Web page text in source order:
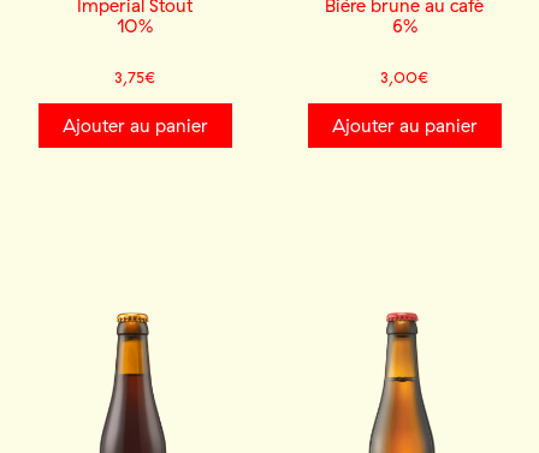
Imperial Stout
10%
3,75€
Ajouter au panier
Bière brune au café
6%
3,00€
Ajouter au panier